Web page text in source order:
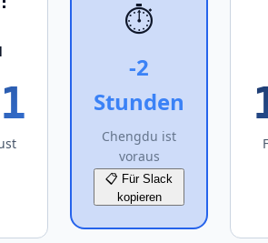
⏱️
-2
Stunden
Chengdu ist
voraus
📋 Für Slack
kopieren